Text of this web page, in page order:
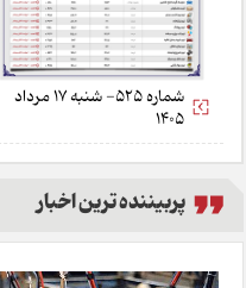
شماره 525- شنبه 17 مرداد
1405
پربیننده ترین اخبار